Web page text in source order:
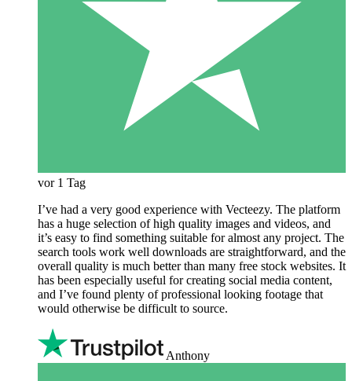
vor 1 Tag
I’ve had a very good experience with Vecteezy. The platform
has a huge selection of high quality images and videos, and
it’s easy to find something suitable for almost any project. The
search tools work well downloads are straightforward, and the
overall quality is much better than many free stock websites. It
has been especially useful for creating social media content,
and I’ve found plenty of professional looking footage that
would otherwise be difficult to source.
Anthony